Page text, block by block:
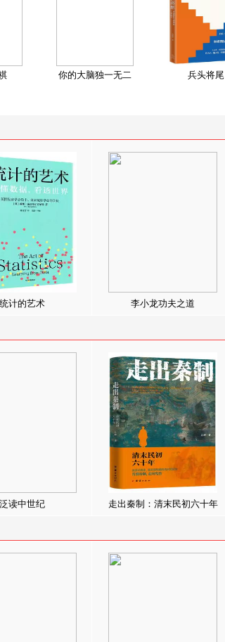
你的大脑独一无二 兵头将尾
统计的艺术 李小龙功夫之道
泛读中世纪 走出秦制：清末民初六十年